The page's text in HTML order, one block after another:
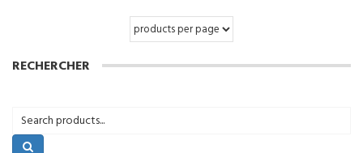
RECHERCHER